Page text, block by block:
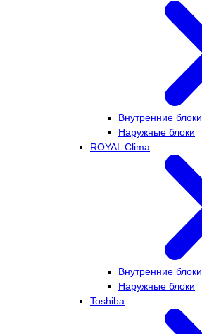
Внутренние блоки
Наружные блоки
ROYAL Clima
Внутренние блоки
Наружные блоки
Toshiba